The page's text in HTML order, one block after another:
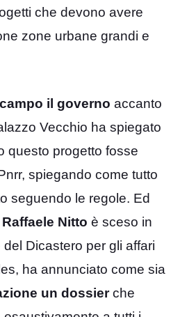
che devono avere
zone urbane grandi e
il governo accanto
Vecchio ha spiegato
questo progetto fosse
spiegando come tutto
seguendo le regole. Ed
Nitto è sceso in
Dicastero per gli affari
ha annunciato come sia
un dossierche